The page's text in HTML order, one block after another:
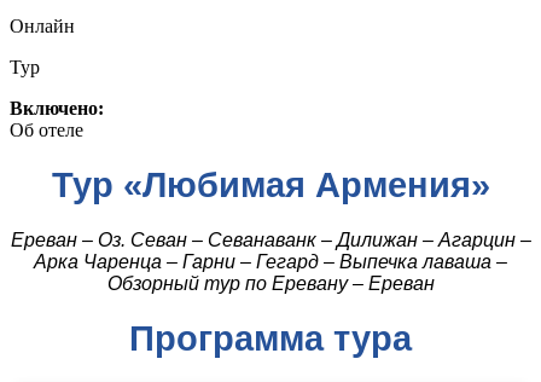
Онлайн
Тур
Включено:
Об отеле
Тур «Любимая Армения»
Ереван – Оз. Севан – Севанаванк – Дилижан – Агарцин –
Арка Чаренца – Гарни – Гегард – Выпечка лаваша –
Обзорный тур по Еревану – Ереван
Программа тура